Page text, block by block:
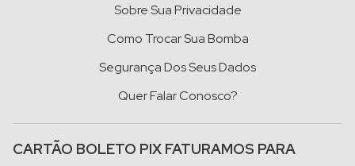
Sobre Sua Privacidade
Como Trocar Sua Bomba
Segurança Dos Seus Dados
Quer Falar Conosco?
CARTÃO BOLETO PIX FATURAMOS PARA